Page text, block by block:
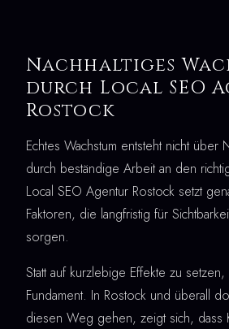
Nachhaltiges
durch Local SEO
Rostock
Echtes Wachstum entsteht nicht über
durch beständige Arbeit an den
Local SEO Agentur Rostock setzt
Faktoren, die langfristig für
sorgen.
Statt auf kurzlebige Effekte zu
Fundament. In Rostock und überall
diesen Weg gehen, zeigt sich, dass